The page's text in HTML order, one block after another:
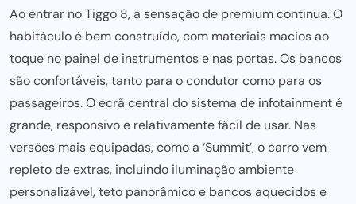
Ao entrar no Tiggo 8, a sensação de premium continua. O
habitáculo é bem construído, com materiais macios ao
toque no painel de instrumentos e nas portas. Os bancos
são confortáveis, tanto para o condutor como para os
passageiros. O ecrã central do sistema de infotainment é
grande, responsivo e relativamente fácil de usar. Nas
versões mais equipadas, como a ‘Summit’, o carro vem
repleto de extras, incluindo iluminação ambiente
personalizável, teto panorâmico e bancos aquecidos e